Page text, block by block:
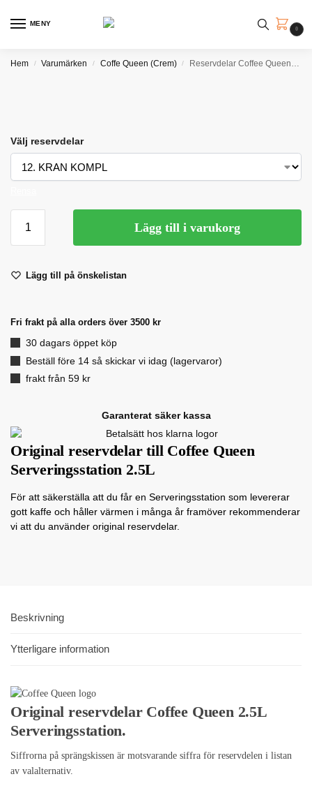
MENY
0
Hem / Varumärken / Coffe Queen (Crem) / Reservdelar Coffee Queen 2.5L Serveringsstation
Välj reservdelar
Lägg till i varukorg
Lägg till på önskelistan
Fri frakt på alla orders över 3500 kr
30 dagars öppet köp
Beställ före 14 så skickar vi idag (lagervaror)
frakt från 59 kr
Garanterat säker kassa
Original reservdelar till Coffee Queen
Serveringsstation 2.5L
För att säkerställa att du får en Serveringsstation som levererar
gott kaffe och håller värmen i många år framöver rekommenderar
vi att du använder original reservdelar.
Beskrivning
Ytterligare information
Original reservdelar Coffee Queen 2.5L
Serveringsstation.
Siffrorna på sprängskissen är motsvarande siffra för reservdelen i listan
av valalternativ.